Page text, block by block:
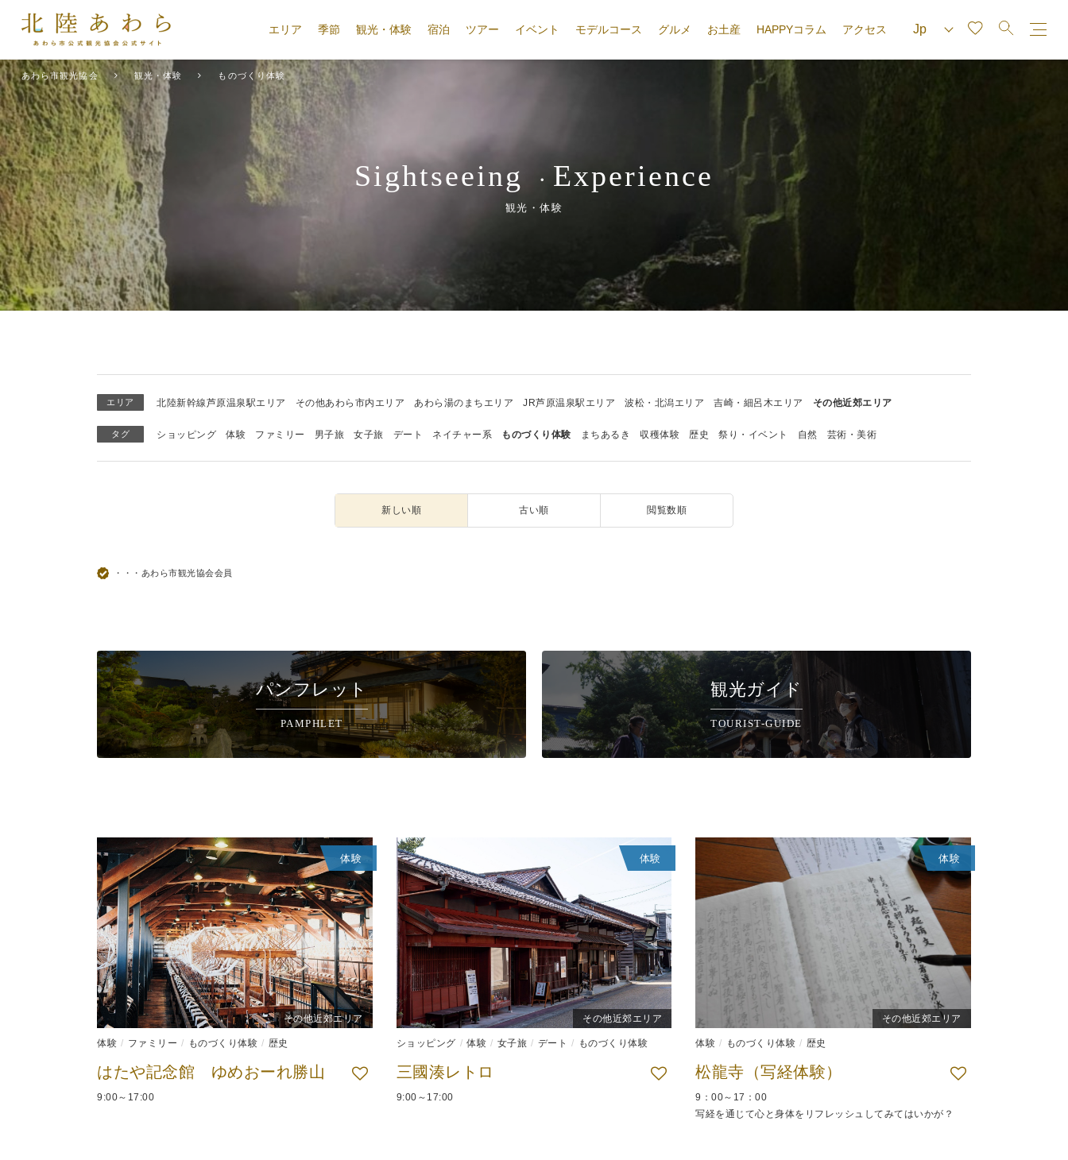
エリア 季節 観光・体験 宿泊 ツアー イベント モデルコース グルメ お土産 HAPPYコラム アクセス
あわら市観光協会 観光・体験 ものづくり体験
Sightseeing ・ Experience
観光・体験
エリア 北陸新幹線芦原温泉駅エリア その他あわら市内エリア あわら湯のまちエリア JR芦原温泉駅エリア 波松・北潟エリア 吉崎・細呂木エリア その他近郊エリア
タグ ショッピング 体験 ファミリー 男子旅 女子旅 デート ネイチャー系 ものづくり体験 まちあるき 収穫体験 歴史 祭り・イベント 自然 芸術・美術
新しい順 古い順 閲覧数順
・・・あわら市観光協会会員
パンフレット
PAMPHLET
観光ガイド
TOURIST-GUIDE
体験
その他近郊エリア
体験 ファミリー ものづくり体験 歴史
はたや記念館 ゆめおーれ勝山
9:00～17:00
体験
その他近郊エリア
ショッピング 体験 女子旅 デート ものづくり体験
三國湊レトロ
9:00～17:00
体験
その他近郊エリア
体験 ものづくり体験 歴史
松龍寺（写経体験）
9：00～17：00
写経を通じて心と身体をリフレッシュしてみてはいかが？